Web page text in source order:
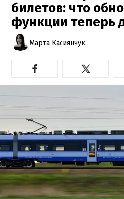
билетов: что
функции теперь
Марта Касиянчук